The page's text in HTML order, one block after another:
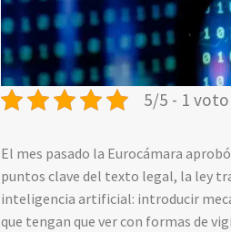
5/5 - 1 voto
El mes pasado la Eurocámara
puntos clave del texto legal, la ley
inteligencia artificial: introducir
que tengan que ver con formas de